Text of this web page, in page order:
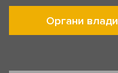
Органи влади